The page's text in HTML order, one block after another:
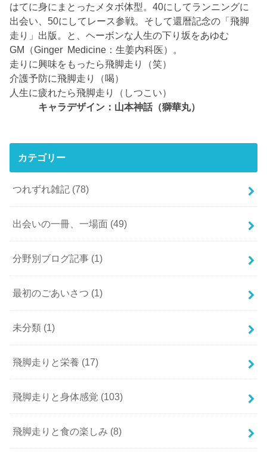
はてに身にまとったメタボ体型。40にしてランニングに
出会い、50にしてレース参戦。そして還暦記念の「飛脚
走り」出版。と、ヘーボンな人生の下り坂をあゆむ
GM（Ginger Medicine：生姜内科医）。
走りに興味をもったら飛脚走り（笑）
介護予防に飛脚走り（喝）
人生に疲れたら飛脚走り（しつこい）
キャラデザイン：山本神話（獅華丸）
カテゴリー
つれずれ雑記 (78)
出会いの一冊、一場面 (49)
分野別ブログ記事 (1)
最初のごあいさつ (1)
未分類 (1)
飛脚走りと栄養 (17)
飛脚走りと身体感覚 (103)
飛脚走りと食の楽しみ (8)